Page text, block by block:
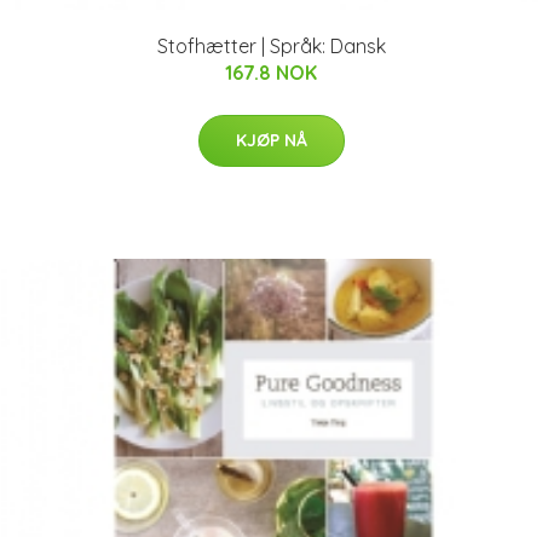
Stofhætter | Språk: Dansk
167.8 NOK
KJØP NÅ